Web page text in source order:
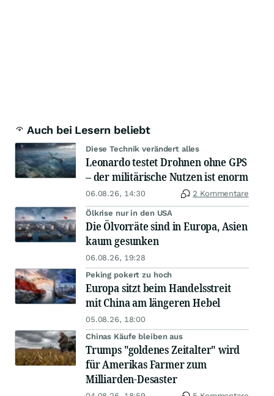
Auch bei Lesern beliebt
Diese Technik verändert alles
Leonardo testet Drohnen ohne GPS
– der militärische Nutzen ist enorm
06.08.26, 14:30 2 Kommentare
Ölkrise nur in den USA
Die Ölvorräte sind in Europa, Asien
kaum gesunken
06.08.26, 19:28
Peking pokert zu hoch
Europa sitzt beim Handelsstreit
mit China am längeren Hebel
05.08.26, 18:00
Chinas Käufe bleiben aus
Trumps "goldenes Zeitalter" wird
für Amerikas Farmer zum
Milliarden-Desaster